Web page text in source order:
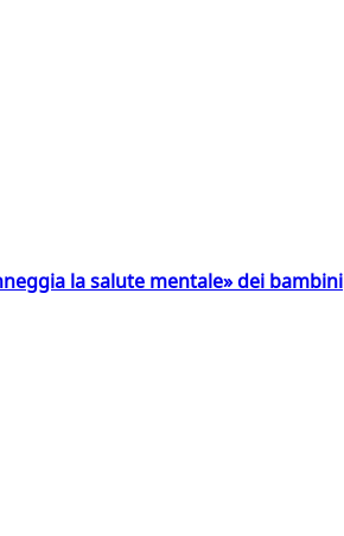
la salute mentale» dei bambini